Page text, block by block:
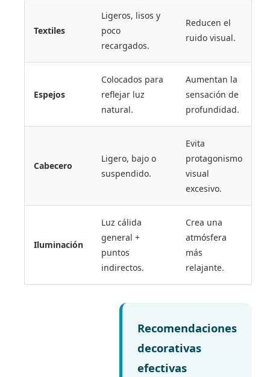
Textiles
Ligeros, lisos y
poco
recargados.
Reducen el
ruido visual.
Espejos
Colocados para
reflejar luz
natural.
Aumentan la
sensación de
profundidad.
Cabecero
Ligero, bajo o
suspendido.
Evita
protagonismo
visual
excesivo.
Iluminación
Luz cálida
general +
puntos
indirectos.
Crea una
atmósfera
más
relajante.
Recomendaciones
decorativas
efectivas